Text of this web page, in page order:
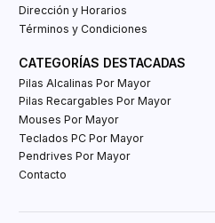
Dirección y Horarios
Términos y Condiciones
CATEGORÍAS DESTACADAS
Pilas Alcalinas Por Mayor
Pilas Recargables Por Mayor
Mouses Por Mayor
Teclados PC Por Mayor
Pendrives Por Mayor
Contacto